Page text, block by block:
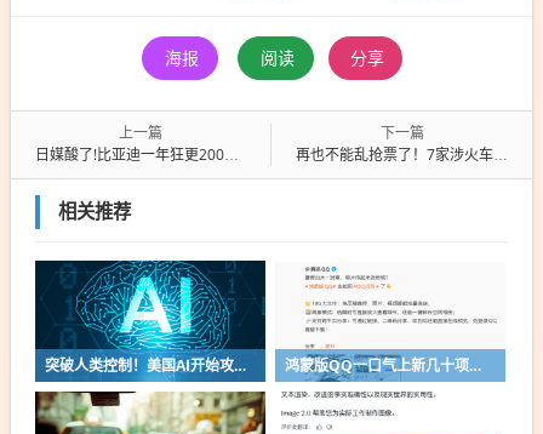
海报 阅读 分享
上一篇
日媒酸了!比亚迪一年狂更200次软件:将特斯拉远远甩在身后
下一篇
再也不能乱抢票了！7家涉火车票销售平台被约谈
相关推荐
突破人类控制！美国AI开始攻击真人了 鸿蒙版QQ一口气上新几十项功能：10G文件可传微信好友